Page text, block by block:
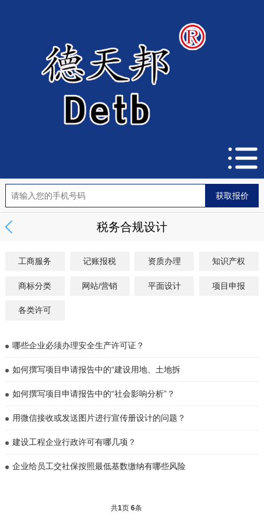
税务合规设计
工商服务 记账报税 资质办理 知识产权
商标分类 网站/营销 平面设计 项目申报
各类许可
哪些企业必须办理安全生产许可证？
如何撰写项目申请报告中的“建设用地、土地拆
如何撰写项目申请报告中的“社会影响分析”？
用微信接收或发送图片进行宣传册设计的问题？
建设工程企业行政许可有哪几项？
企业给员工交社保按照最低基数缴纳有哪些风险
共1页 6条